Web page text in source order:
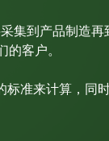
集到产品制造再
客户。
标准来计算，同